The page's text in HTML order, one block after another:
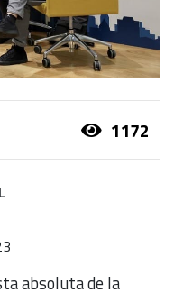
1172
absoluta de la